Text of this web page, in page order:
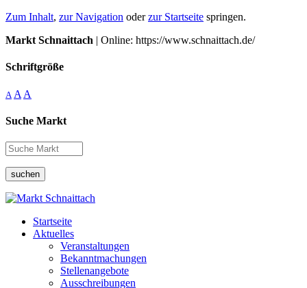
Zum Inhalt, zur Navigation oderzur Startseite springen.
Markt Schnaittach | Online: https://www.schnaittach.de/
Schriftgröße
A A A
Suche Markt
suchen
Startseite
Aktuelles
Veranstaltungen
Bekanntmachungen
Stellenangebote
Ausschreibungen